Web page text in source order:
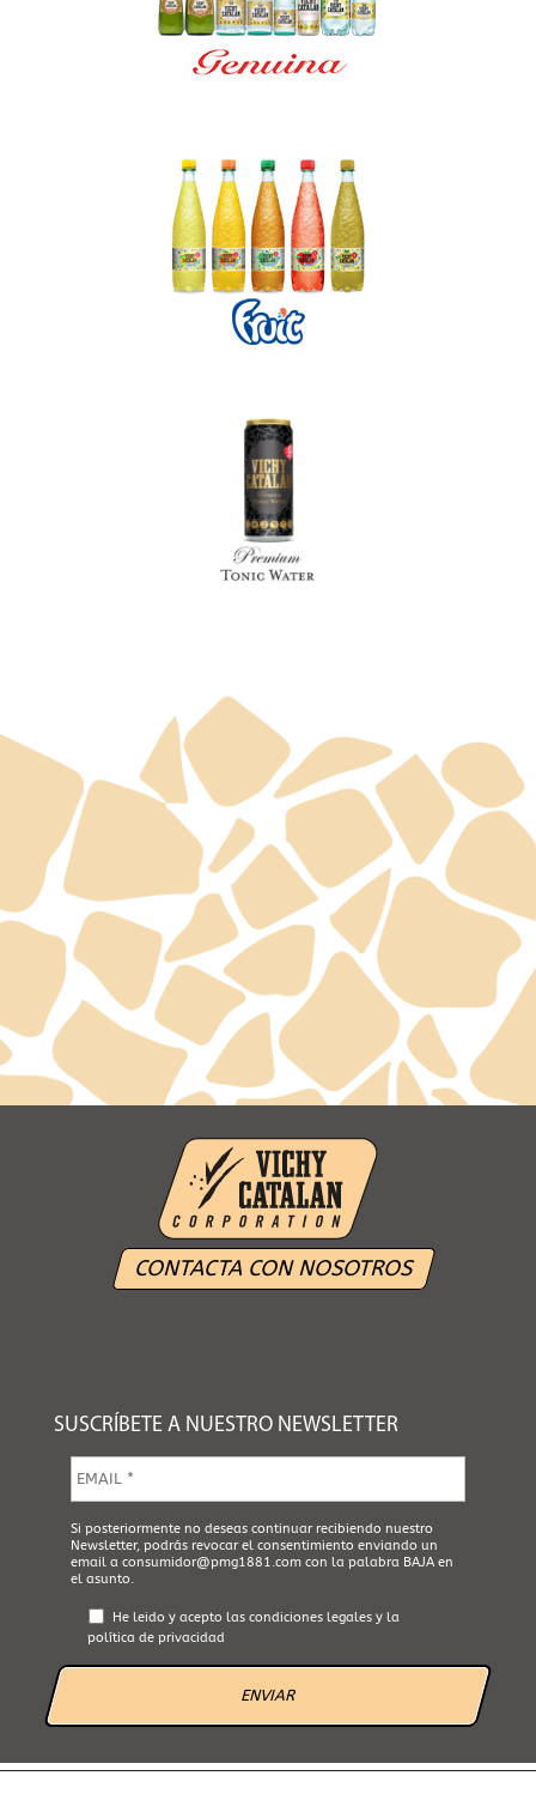
CONTACTA CON NOSOTROS
SUSCRÍBETE A NUESTRO NEWSLETTER
m
a
i
l
*
A
c
e
p
e
l
Si posteriormente no deseas continuar recibiendo nuestro
Newsletter, podrás revocar el consentimiento enviando un
email a consumidor@pmg1881.comcon la palabra BAJA en
el asunto.
He leido y acepto las condiciones legalesy la
política de privacidad